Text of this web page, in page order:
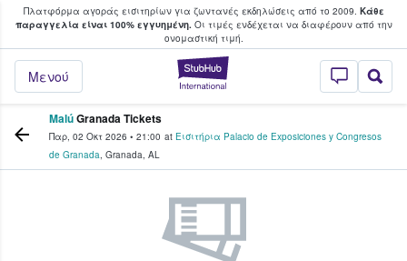
Πλατφόρμα αγοράς εισιτηρίων για ζωντανές εκδηλώσεις από το 2009. Κάθε
παραγγελία είναι 100% εγγυημένη.Οι τιμές ενδέχεται να διαφέρουν από την
oνομαστική τιμή.
StubHub - Όπου
Μενού
φαν αγοράζουν και πουλούν
MalúGranada Tickets
Παρ, 02 Οκτ 2026 • 21:00 at Εισιτήρια Palacio de Exposiciones y Congresos
de Granada, Granada, AL